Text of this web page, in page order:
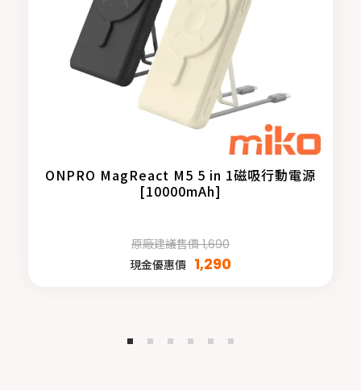
ONPRO MagReact M5 5 in 1磁吸行動電源
[10000mAh]
原廠建議售價 1,690
現金優惠價 1,290